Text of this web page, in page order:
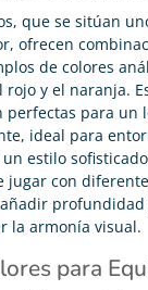
que se sitúan
ofrecen
de colores
rojo y el naranja.
perfectas para un
ideal para
estilo
jugar con
profundidad
la armonía visual.
para